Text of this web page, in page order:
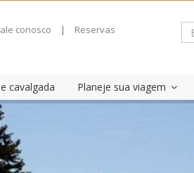
conosco | Reservas
cavalgada Planeje sua viagem